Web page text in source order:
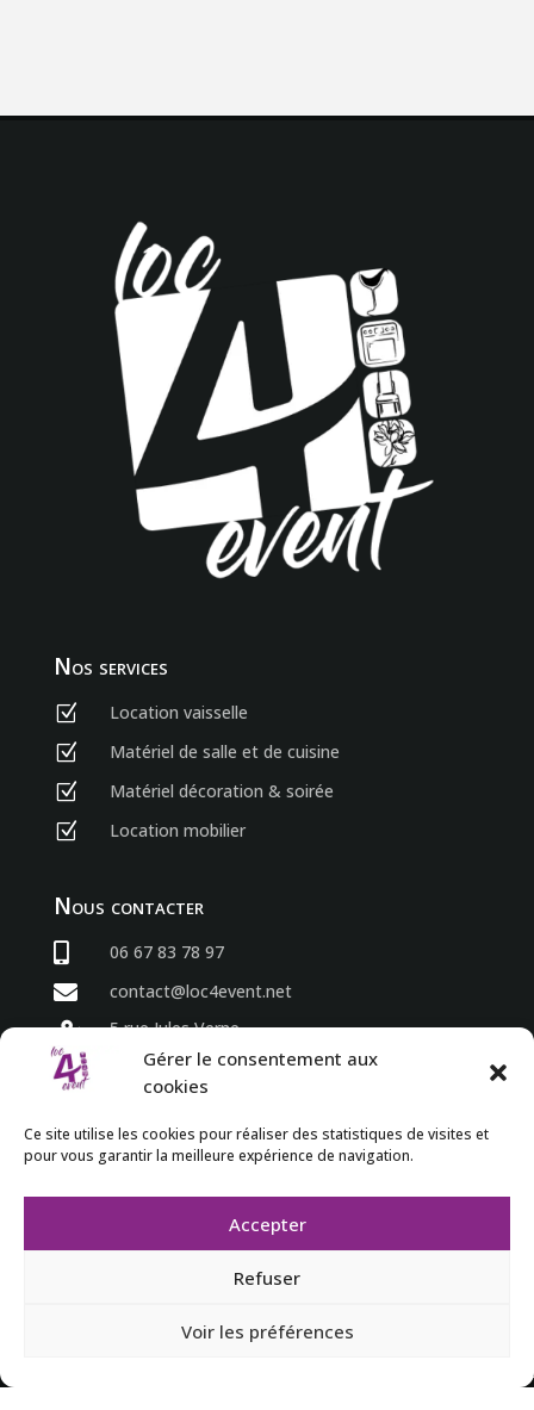
Gérer le consentement aux
cookies
Ce site utilise les cookies pour réaliser des statistiques de visites et
pour vous garantir la meilleure expérience de navigation.
Accepter
Refuser
Voir les préférences
Nos services
Z Location vaisselle
Z Matériel de salle et de cuisine
Z Matériel décoration & soirée
Z Location mobilier
Nous contacter
 06 67 83 78 97
 contact@loc4event.net

5 rue Jules Verne
86800 Sèvres Anxaumont
 du lundi au vendredi
 8h00 à 18h00